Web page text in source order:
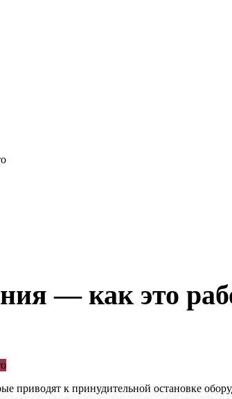
— как это
приводят к принудительной остановке